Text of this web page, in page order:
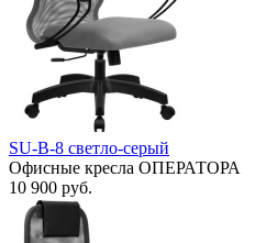
SU-B-8 светло-серый
Офисные кресла ОПЕРАТОРА
10 900 руб.